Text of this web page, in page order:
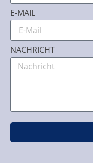
E-MAIL
NACHRICHT